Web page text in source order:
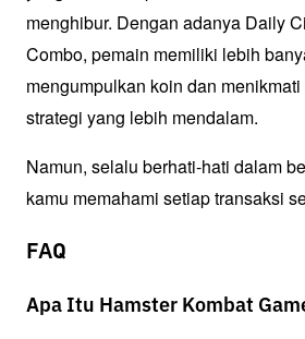
menghibur. Dengan adanya Daily
Combo, pemain memiliki lebih
mengumpulkan koin dan
strategi yang lebih mendalam.
Namun, selalu berhati-hati dalam
kamu memahami setiap transaksi
FAQ
Apa Itu Hamster Kombat